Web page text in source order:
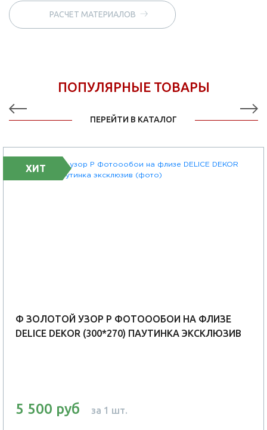
РАСЧЕТ МАТЕРИАЛОВ
ПОПУЛЯРНЫЕ ТОВАРЫ
ПЕРЕЙТИ В КАТАЛОГ
ХИТ
Ф ЗОЛОТОЙ УЗОР Р ФОТОООБОИ НА ФЛИЗЕ
DELICE DEKOR (300*270) ПАУТИНКА ЭКСКЛЮЗИВ
5 500 руб за 1 шт.